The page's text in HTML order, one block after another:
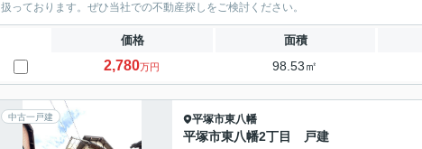
扱っております。ぜひ当社での不動産探しをご検討ください。
価格 面積
2,780万円 98.53㎡
中古一戸建 平塚市東八幡
平塚市東八幡2丁目 戸建